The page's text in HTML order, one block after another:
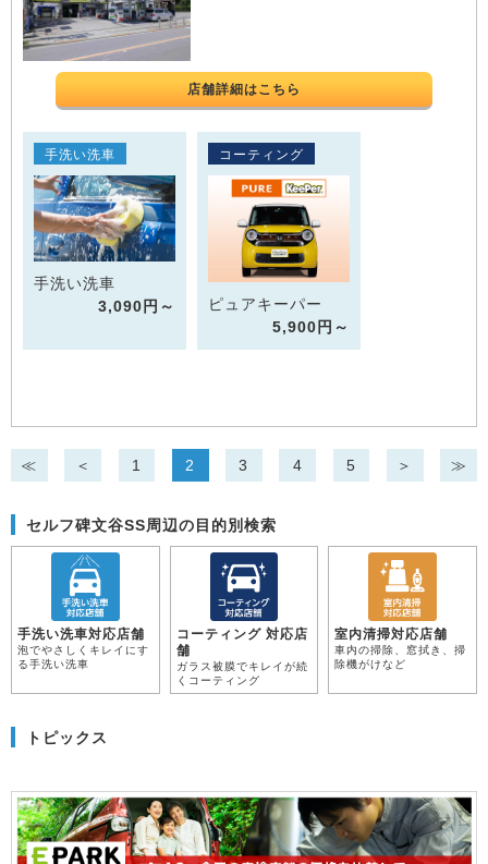
店舗詳細はこちら
手洗い洗車
手洗い洗車
3,090円～
コーティング
ピュアキーパー
5,900円～
≪ ＜ 1 2 3 4 5 ＞ ≫
セルフ碑文谷SS周辺の目的別検索
手洗い洗車対応店舗
泡でやさしくキレイにす
る手洗い洗車
コーティング 対応店
舗
ガラス被膜でキレイが続
くコーティング
室内清掃対応店舗
車内の掃除、窓拭き、掃
除機がけなど
トピックス